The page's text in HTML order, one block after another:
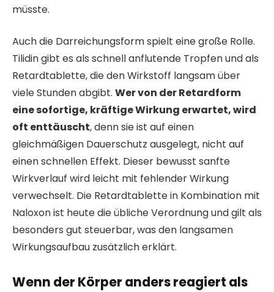
müsste.
Auch die Darreichungsform spielt eine große Rolle.
Tilidin gibt es als schnell anflutende Tropfen und als
Retardtablette, die den Wirkstoff langsam über
viele Stunden abgibt. Wer von der Retardform
eine sofortige, kräftige Wirkung erwartet, wird
oft enttäuscht, denn sie ist auf einen
gleichmäßigen Dauerschutz ausgelegt, nicht auf
einen schnellen Effekt. Dieser bewusst sanfte
Wirkverlauf wird leicht mit fehlender Wirkung
verwechselt. Die Retardtablette in Kombination mit
Naloxon ist heute die übliche Verordnung und gilt als
besonders gut steuerbar, was den langsamen
Wirkungsaufbau zusätzlich erklärt.
Wenn der Körper anders reagiert als